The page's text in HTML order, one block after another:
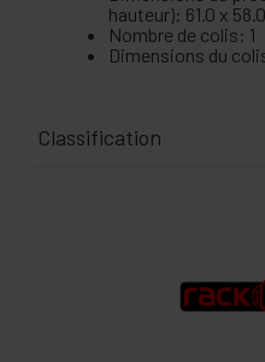
hauteur): 61.0 x
Nombre de colis: 1
Dimensions du
Classification